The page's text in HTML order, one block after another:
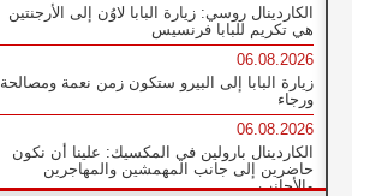
الكاردينال روسي: زيارة البابا لاوُن إلى الأرجنتين
هي تكريم للبابا فرنسيس
06.08.2026
زيارة البابا إلى البيرو ستكون زمن نعمة ومصالحة
ورجاء
06.08.2026
الكاردينال بارولين في المكسيك: علينا أن نكون
حاضرين إلى جانب المهمشين والمهاجرين
والأجانب